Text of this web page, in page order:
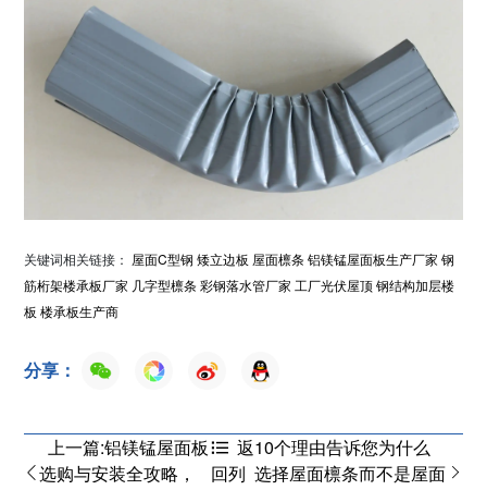
关键词相关链接： 屋面C型钢 矮立边板 屋面檩条 铝镁锰屋面板生产厂家 钢
筋桁架楼承板厂家 几字型檩条 彩钢落水管厂家 工厂光伏屋顶 钢结构加层楼
板 楼承板生产商
分享：
上一篇:铝镁锰屋面板
选购与安装全攻略，
返
回列
10个理由告诉您为什么
选择屋面檩条而不是屋面